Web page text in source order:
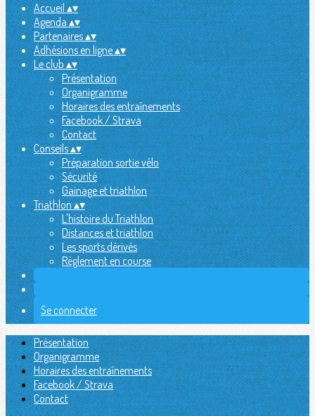
Accueil▴▾
Agenda▴▾
Partenaires▴▾
Adhésions en ligne▴▾
Le club▴▾
Présentation
Organigramme
Horaires des entraînements
Facebook / Strava
Contact
Conseils▴▾
Préparation sortie vélo
Sécurité
Gainage et triathlon
Triathlon▴▾
L'histoire du Triathlon
Distances et triathlon
Les sports dérivés
Règlement en course
Se connecter
Présentation
Organigramme
Horaires des entraînements
Facebook / Strava
Contact